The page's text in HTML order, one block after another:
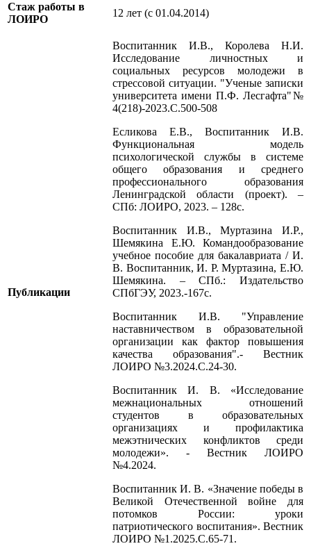
Стаж работы в
ЛОИРО
12 лет (c 01.04.2014)
Публикации
Воспитанник И.В., Королева Н.И.
Исследование личностных и
социальных ресурсов молодежи в
стрессовой ситуации. "Ученые записки
университета имени П.Ф. Лесгафта"№
4(218)-2023.С.500-508
Есликова Е.В., Воспитанник И.В.
Функциональная модель
психологической службы в системе
общего образования и среднего
профессионального образования
Ленинградской области (проект). –
СПб: ЛОИРО, 2023. – 128с.
Воспитанник И.В., Муртазина И.Р.,
Шемякина Е.Ю. Командообразование
учебное пособие для бакалавриата / И.
В. Воспитанник, И. Р. Муртазина, Е.Ю.
Шемякина. – СПб.: Издательство
СПбГЭУ, 2023.-167с.
Воспитанник И.В. "Управление
наставничеством в образовательной
организации как фактор повышения
качества образования".- Вестник
ЛОИРО №3.2024.С.24-30.
Воспитанник И. В. «Исследование
межнациональных отношений
студентов в образовательных
организациях и профилактика
межэтнических конфликтов среди
молодежи». - Вестник ЛОИРО
№4.2024.
Воспитанник И. В. «Значение победы в
Великой Отечественной войне для
потомков России: уроки
патриотического воспитания». Вестник
ЛОИРО №1.2025.С.65-71.